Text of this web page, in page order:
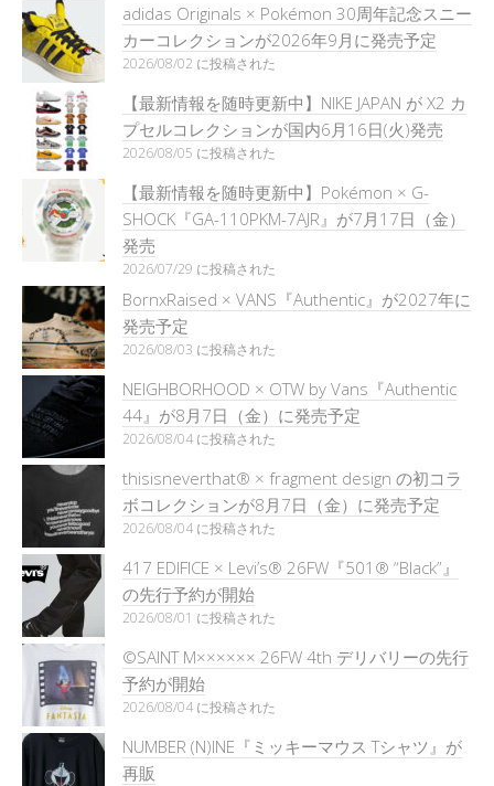
adidas Originals × Pokémon 30周年記念スニー
カーコレクションが2026年9月に発売予定
2026/08/02 に投稿された
【最新情報を随時更新中】NIKE JAPAN が X2 カ
プセルコレクションが国内6月16日(火)発売
2026/08/05 に投稿された
【最新情報を随時更新中】Pokémon × G-
SHOCK『GA-110PKM-7AJR』が7月17日（金）
発売
2026/07/29 に投稿された
BornxRaised × VANS『Authentic』が2027年に
発売予定
2026/08/03 に投稿された
NEIGHBORHOOD × OTW by Vans『Authentic
44』が8月7日（金）に発売予定
2026/08/04 に投稿された
thisisneverthat® × fragment design の初コラ
ボコレクションが8月7日（金）に発売予定
2026/08/04 に投稿された
417 EDIFICE × Levi’s® 26FW『501®︎ “Black”』
の先行予約が開始
2026/08/01 に投稿された
©SAINT M×××××× 26FW 4th デリバリーの先行
予約が開始
2026/08/04 に投稿された
NUMBER (N)INE『ミッキーマウス Tシャツ』が
再販